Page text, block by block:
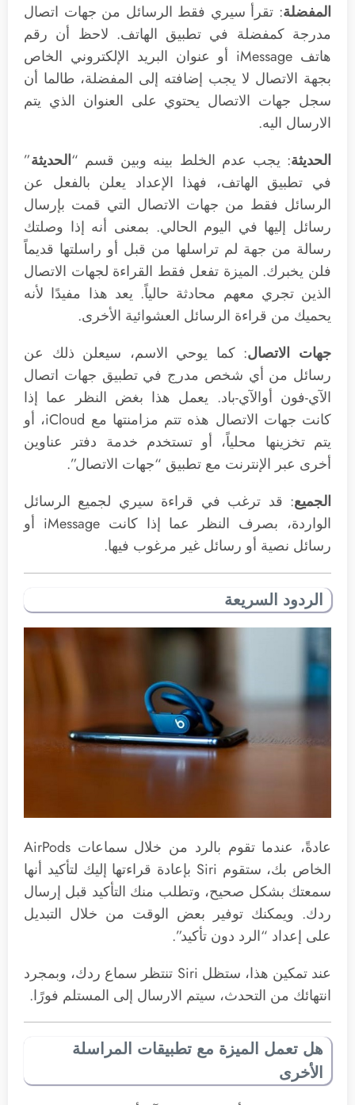
المفضلة: تقرأ سيري فقط الرسائل من جهات اتصال
مدرجة كمفضلة في تطبيق الهاتف. لاحظ أن رقم
هاتف iMessage أو عنوان البريد الإلكتروني الخاص
بجهة الاتصال لا يجب إضافته إلى المفضلة، طالما أن
سجل جهات الاتصال يحتوي على العنوان الذي يتم
الارسال اليه.
الحديثة: يجب عدم الخلط بينه وبين قسم “الحديثة”
في تطبيق الهاتف، فهذا الإعداد يعلن بالفعل عن
الرسائل فقط من جهات الاتصال التي قمت بإرسال
رسائل إليها في اليوم الحالي. بمعنى أنه إذا وصلتك
رسالة من جهة لم تراسلها من قبل أو راسلتها قديماً
فلن يخبرك. الميزة تفعل فقط القراءة لجهات الاتصال
الذين تجري معهم محادثة حالياً. يعد هذا مفيدًا لأنه
يحميك من قراءة الرسائل العشوائية الأخرى.
جهات الاتصال: كما يوحي الاسم، سيعلن ذلك عن
رسائل من أي شخص مدرج في تطبيق جهات اتصال
الآي-فون أوالآي-باد. يعمل هذا بغض النظر عما إذا
كانت جهات الاتصال هذه تتم مزامنتها مع iCloud، أو
يتم تخزينها محلياً، أو تستخدم خدمة دفتر عناوين
أخرى عبر الإنترنت مع تطبيق “جهات الاتصال”.
الجميع: قد ترغب في قراءة سيري لجميع الرسائل
الواردة، بصرف النظر عما إذا كانت iMessage أو
رسائل نصية أو رسائل غير مرغوب فيها.
الردود السريعة
عادةً، عندما تقوم بالرد من خلال سماعات AirPods
الخاص بك، ستقوم Siri بإعادة قراءتها إليك لتأكيد أنها
سمعتك بشكل صحيح، وتطلب منك التأكيد قبل إرسال
ردك. ويمكنك توفير بعض الوقت من خلال التبديل
على إعداد “الرد دون تأكيد”.
عند تمكين هذا، ستظل Siri تنتظر سماع ردك، وبمجرد
انتهائك من التحدث، سيتم الارسال إلى المستلم فورًا.
هل تعمل الميزة مع تطبيقات المراسلة
الأخرى